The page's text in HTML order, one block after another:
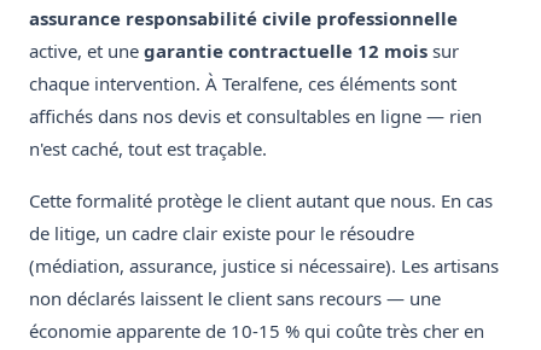
assurance responsabilité civile professionnelle
active, et une garantie contractuelle 12 mois sur
chaque intervention. À Teralfene, ces éléments sont
affichés dans nos devis et consultables en ligne — rien
n'est caché, tout est traçable.
Cette formalité protège le client autant que nous. En cas
de litige, un cadre clair existe pour le résoudre
(médiation, assurance, justice si nécessaire). Les artisans
non déclarés laissent le client sans recours — une
économie apparente de 10-15 % qui coûte très cher en